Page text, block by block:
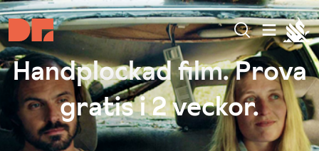
Handplockad film. Prova
gratis i 2 veckor.